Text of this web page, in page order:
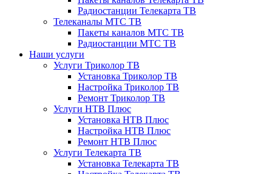
Радиостанции Телекарта ТВ
Телеканалы МТС ТВ
Пакеты каналов МТС ТВ
Радиостанции МТС ТВ
Наши услуги
Услуги Триколор ТВ
Установка Триколор ТВ
Настройка Триколор ТВ
Ремонт Триколор ТВ
Услуги НТВ Плюс
Установка НТВ Плюс
Настройка НТВ Плюс
Ремонт НТВ Плюс
Услуги Телекарта ТВ
Установка Телекарта ТВ